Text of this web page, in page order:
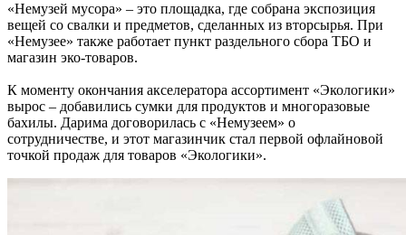
«Немузей мусора» – это площадка, где собрана экспозиция
вещей со свалки и предметов, сделанных из вторсырья. При
«Немузее» также работает пункт раздельного сбора ТБО и
магазин эко-товаров.
К моменту окончания акселератора ассортимент «Экологики»
вырос – добавились сумки для продуктов и многоразовые
бахилы. Дарима договорилась с «Немузеем» о
сотрудничестве, и этот магазинчик стал первой офлайновой
точкой продаж для товаров «Экологики».